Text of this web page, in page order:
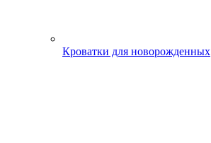
Кроватки для новорожденных